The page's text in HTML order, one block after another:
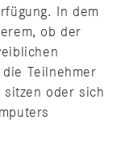
In dem
ob der
Teilnehmer
oder sich